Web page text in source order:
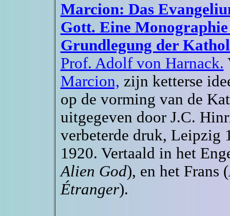
Marcion: Das
Gott. Eine
Grundlegung der
Prof. Adolf von Harnack.
Marcion, zijn ketterse
op de vorming van de
uitgegeven door J.C.
verbeterde druk, Leipzig
1920. Vertaald in het
Alien God), en het Frans (
Étranger).